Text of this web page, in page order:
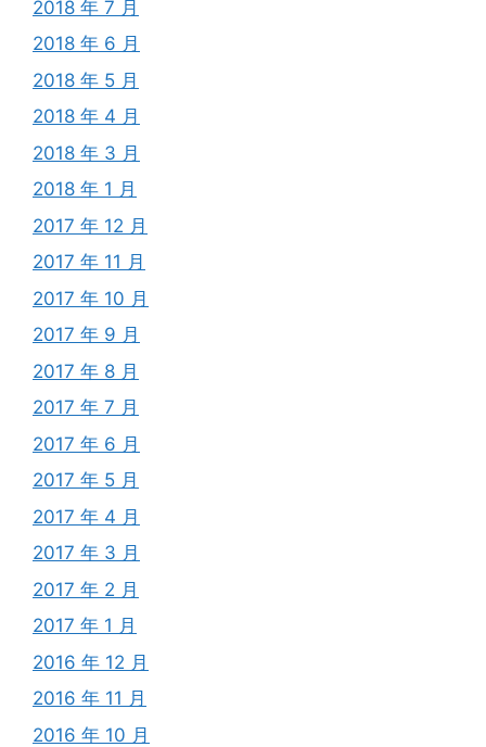
2018 年 7 月
2018 年 6 月
2018 年 5 月
2018 年 4 月
2018 年 3 月
2018 年 1 月
2017 年 12 月
2017 年 11 月
2017 年 10 月
2017 年 9 月
2017 年 8 月
2017 年 7 月
2017 年 6 月
2017 年 5 月
2017 年 4 月
2017 年 3 月
2017 年 2 月
2017 年 1 月
2016 年 12 月
2016 年 11 月
2016 年 10 月